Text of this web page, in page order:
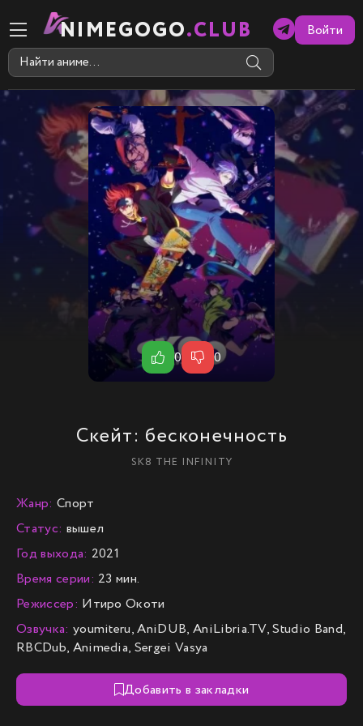
NIMEGOGO.CLUB Войти
Скейт: бесконечность
SK8 THE INFINITY
0 0
Жанр: Спорт
Статус: вышел
Год выхода: 2021
Время серии: 23 мин.
Режиссер: Итиро Окоти
Озвучка: youmiteru, AniDUB, AniLibria.TV, Studio Band,
RBCDub, Animedia, Sergei Vasya
Добавить в закладки